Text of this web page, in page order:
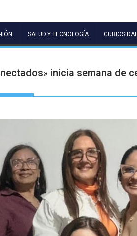
SALUD Y TECNOLOGÍA
inicia semana de